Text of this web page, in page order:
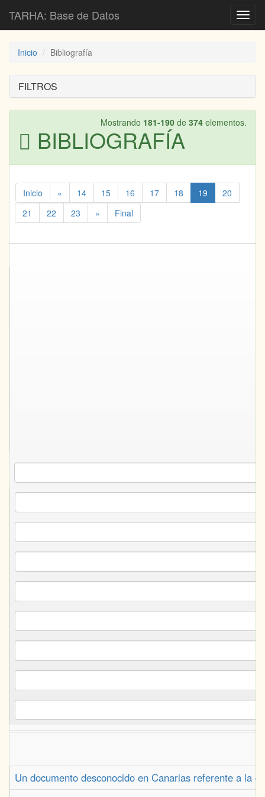
TARHA: Base de Datos
Inicio Bibliografía
FILTROS
Mostrando 181-190 de 374 elementos.
BIBLIOGRAFÍA
Inicio « 14 15 16 17 18 19
20
21
22 23 » Final
Un documento desconocido en Canarias referente a la